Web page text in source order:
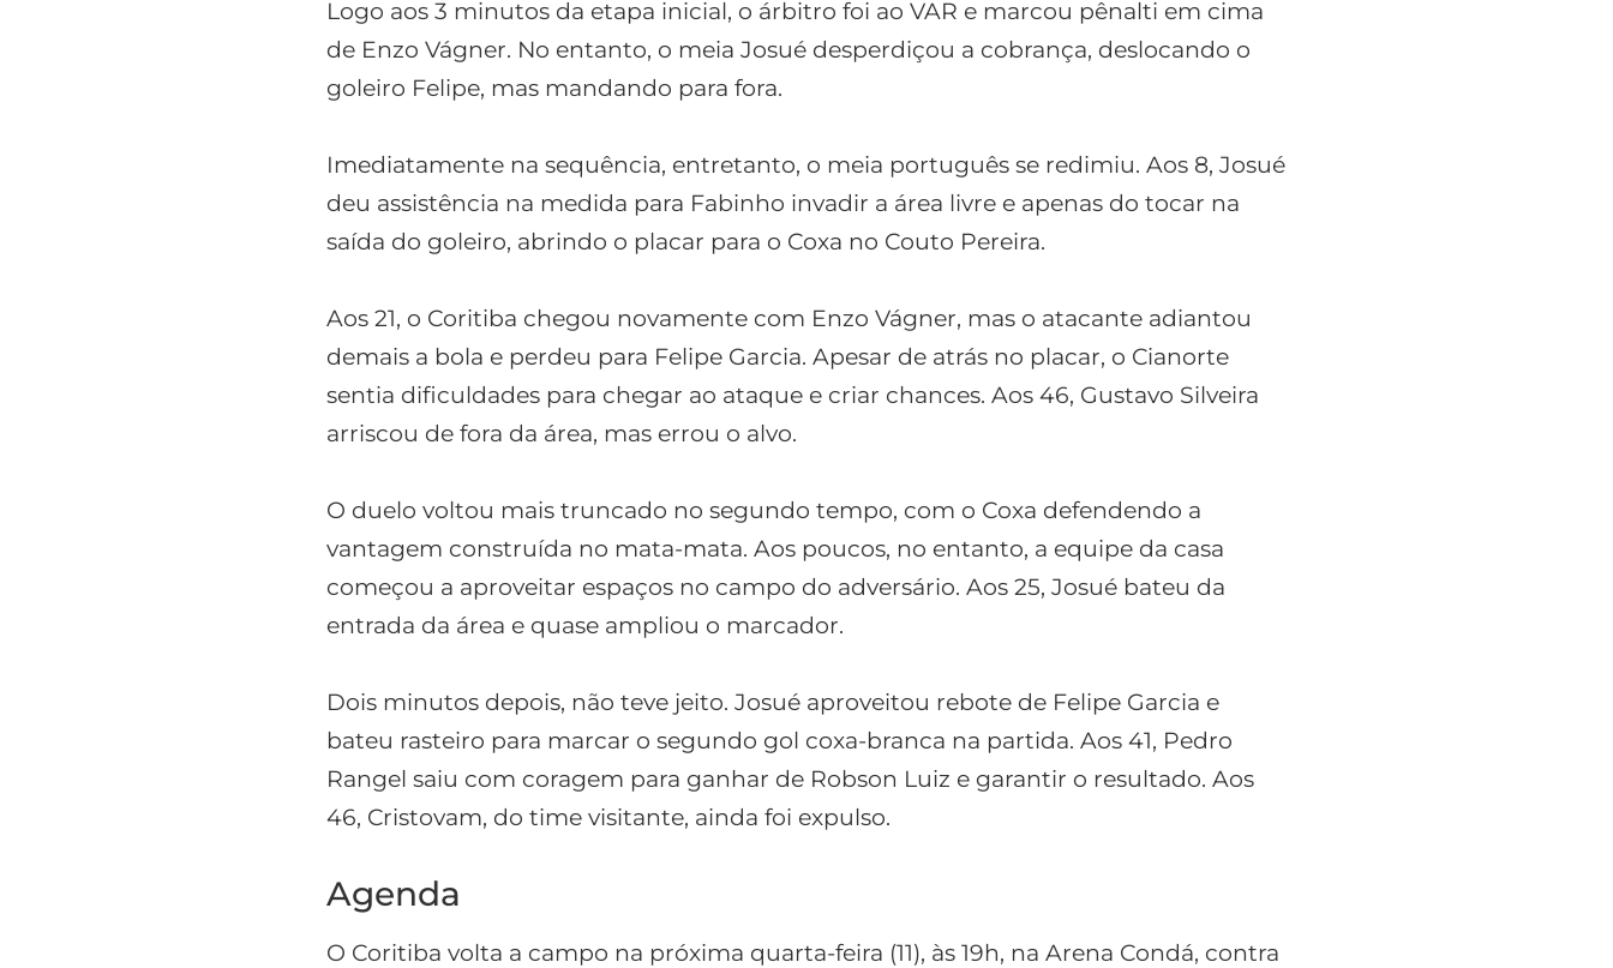
Logo aos 3 minutos da etapa inicial, o árbitro foi ao VAR e marcou pênalti em cima
de Enzo Vágner. No entanto, o meia Josué desperdiçou a cobrança, deslocando o
goleiro Felipe, mas mandando para fora.
Imediatamente na sequência, entretanto, o meia português se redimiu. Aos 8, Josué
deu assistência na medida para Fabinho invadir a área livre e apenas do tocar na
saída do goleiro, abrindo o placar para o Coxa no Couto Pereira.
Aos 21, o Coritiba chegou novamente com Enzo Vágner, mas o atacante adiantou
demais a bola e perdeu para Felipe Garcia. Apesar de atrás no placar, o Cianorte
sentia dificuldades para chegar ao ataque e criar chances. Aos 46, Gustavo Silveira
arriscou de fora da área, mas errou o alvo.
O duelo voltou mais truncado no segundo tempo, com o Coxa defendendo a
vantagem construída no mata-mata. Aos poucos, no entanto, a equipe da casa
começou a aproveitar espaços no campo do adversário. Aos 25, Josué bateu da
entrada da área e quase ampliou o marcador.
Dois minutos depois, não teve jeito. Josué aproveitou rebote de Felipe Garcia e
bateu rasteiro para marcar o segundo gol coxa-branca na partida. Aos 41, Pedro
Rangel saiu com coragem para ganhar de Robson Luiz e garantir o resultado. Aos
46, Cristovam, do time visitante, ainda foi expulso.
Agenda
O Coritiba volta a campo na próxima quarta-feira (11), às 19h, na Arena Condá, contra